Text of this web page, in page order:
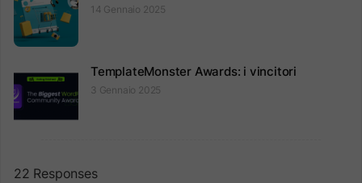
14 Gennaio 2025
TemplateMonster Awards: i vincitori
3 Gennaio 2025
22 Responses